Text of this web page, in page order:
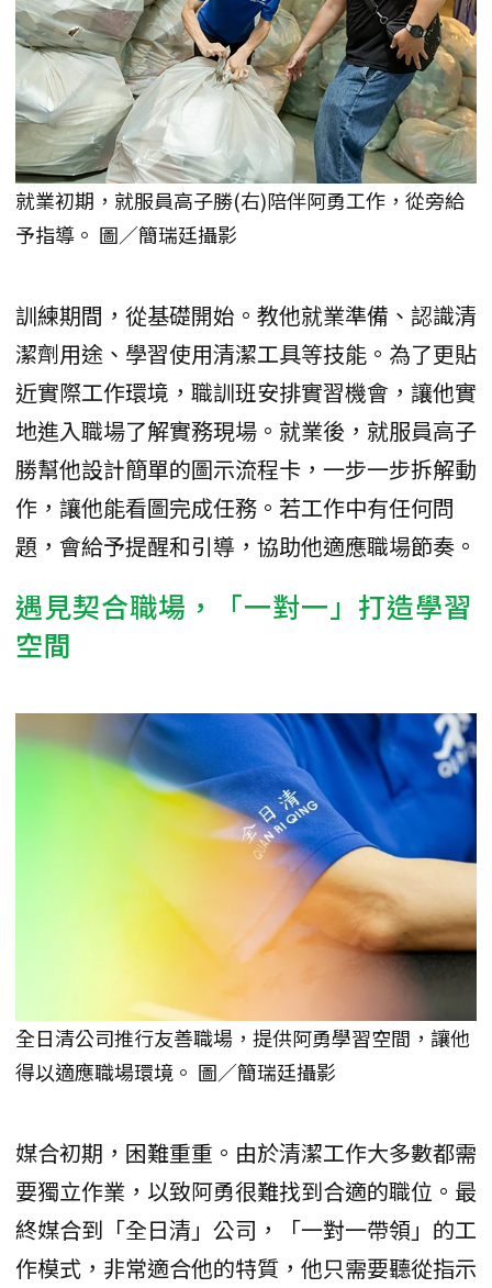
就業初期，就服員高子勝(右)陪伴阿勇工作，從旁給
予指導。 圖／簡瑞廷攝影
訓練期間，從基礎開始。教他就業準備、認識清
潔劑用途、學習使用清潔工具等技能。為了更貼
近實際工作環境，職訓班安排實習機會，讓他實
地進入職場了解實務現場。就業後，就服員高子
勝幫他設計簡單的圖示流程卡，一步一步拆解動
作，讓他能看圖完成任務。若工作中有任何問
題，會給予提醒和引導，協助他適應職場節奏。
遇見契合職場，「一對一」打造學習
空間
全日清公司推行友善職場，提供阿勇學習空間，讓他
得以適應職場環境。 圖／簡瑞廷攝影
媒合初期，困難重重。由於清潔工作大多數都需
要獨立作業，以致阿勇很難找到合適的職位。最
終媒合到「全日清」公司，「一對一帶領」的工
作模式，非常適合他的特質，他只需要聽從指示